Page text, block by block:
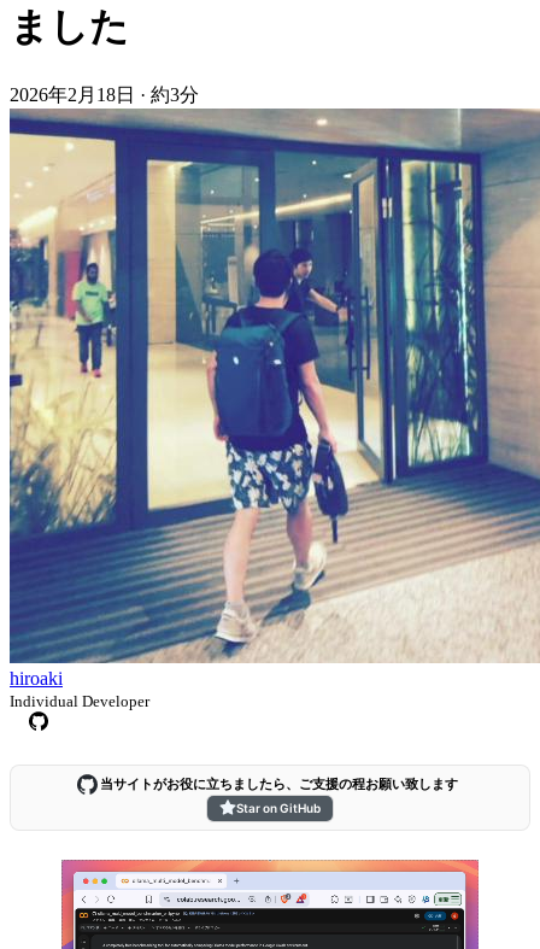
ました
2026年2月18日 · 約3分
hiroaki
Individual Developer
当サイトがお役に立ちましたら、ご支援の程お願い致します
Star on GitHub